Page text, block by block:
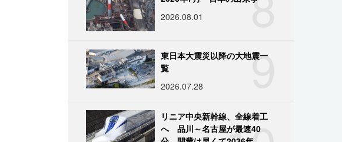
2026.08.01
9
東日本大震災以降の大地震一
覧
2026.07.28
リニア中央新幹線、全線着工
へ 品川～名古屋が最速40